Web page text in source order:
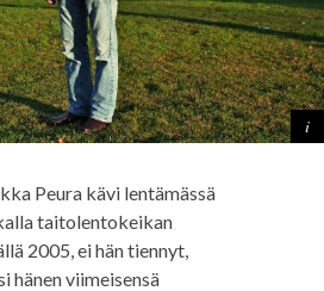
Peura kävi lentämässä
taitolentokeikan
2005, ei hän tiennyt,
hänen viimeisensä